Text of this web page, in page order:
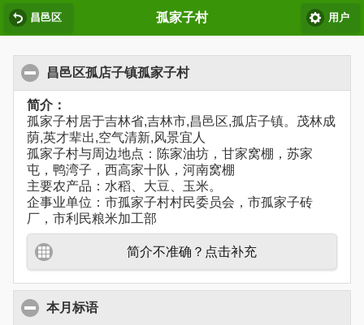
昌邑区 孤家子村 用户
昌邑区孤店子镇孤家子村
简介：
孤家子村居于吉林省,吉林市,昌邑区,孤店子镇。茂林成
荫,英才辈出,空气清新,风景宜人
孤家子村与周边地点：陈家油坊，甘家窝棚，苏家
屯，鸭湾子，西高家十队，河南窝棚
主要农产品：水稻、大豆、玉米。
企事业单位：市孤家子村村民委员会，市孤家子砖
厂，市利民粮米加工部
简介不准确？点击补充
本月标语